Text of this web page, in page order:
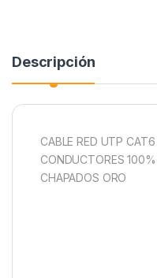
Descripción
CABLE RED UTP
CONDUCTORES
CHAPADOS ORO